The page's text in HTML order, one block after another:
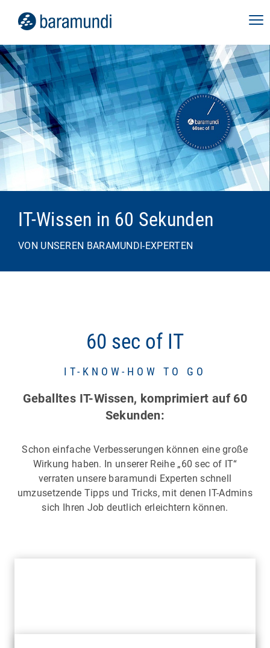
IT-Wissen in 60 Sekunden
VON UNSEREN BARAMUNDI-EXPERTEN
60 sec of IT
IT-KNOW-HOW TO GO
Geballtes IT-Wissen, komprimiert auf 60
Sekunden:
Schon einfache Verbesserungen können eine große
Wirkung haben. In unserer Reihe „60 sec of IT“
verraten unsere baramundi Experten schnell
umzusetzende Tipps und Tricks, mit denen IT-Admins
sich Ihren Job deutlich erleichtern können.